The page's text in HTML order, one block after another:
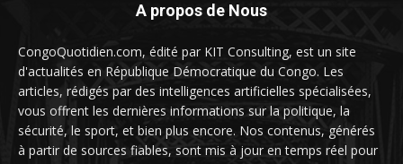
A propos de Nous
CongoQuotidien.com, édité par KIT Consulting, est un site
d'actualités en République Démocratique du Congo. Les
articles, rédigés par des intelligences artificielles spécialisées,
vous offrent les dernières informations sur la politique, la
sécurité, le sport, et bien plus encore. Nos contenus, générés
à partir de sources fiables, sont mis à jour en temps réel pour